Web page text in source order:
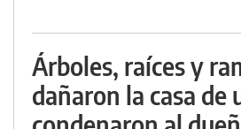
Árboles, raíces y
dañaron la casa de